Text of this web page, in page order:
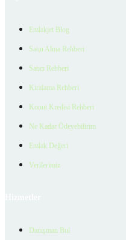
Emlakjet Blog
Satın Alma Rehberi
Satıcı Rehberi
Kiralama Rehberi
Konut Kredisi Rehberi
Ne Kadar Ödeyebilirim
Emlak Değeri
Verilerimiz
Danışman Bul